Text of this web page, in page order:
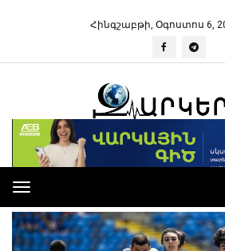
Հինգշաբթի, Օգոստոս 6,
Toggle
navigation